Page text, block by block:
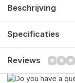
Beschrijving
Specificaties
Reviews